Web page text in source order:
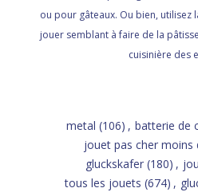
ou pour gâteaux. Ou bien, utilisez
jouer semblant à faire de la
cuisinière des
metal (106) , batterie de
jouet pas cher moins
gluckskafer (180) ,
tous les jouets (674) ,